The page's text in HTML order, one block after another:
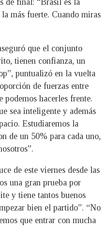
de final: “Brasil es la
más fuerte. Cuando miras
que el conjunto
tienen confianza, un
puntualizó en la vuelta
de fuerzas entre
podemos hacerles frente.
sea inteligente y además
Estudiaremos la
de un 50% para cada uno,
de este viernes desde las
una gran prueba por
y tiene tantos buenos
bien el partido”. “No
que entrar con mucha